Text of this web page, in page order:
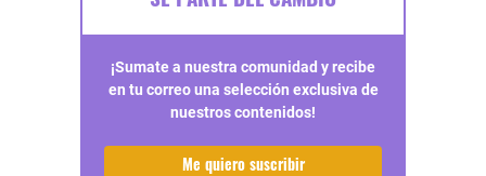
¡Sumate a nuestra comunidad y recibe
en tu correo una selección exclusiva de
nuestros contenidos!
Me quiero suscribir